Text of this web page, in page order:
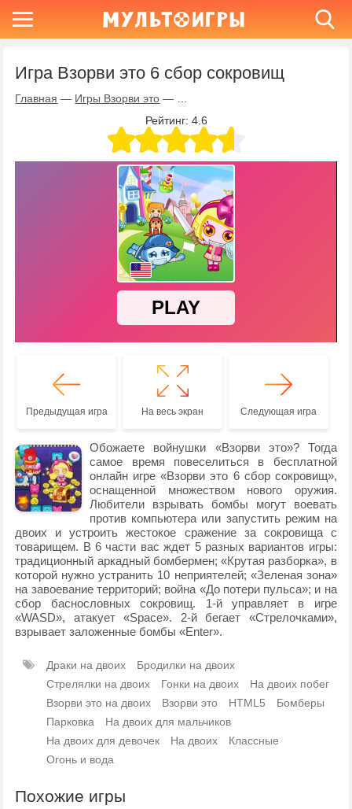
Игра Взорви это 6 сбор сокровищ
Главная — Игры Взорви это —
Рейтинг: 4.6
Предыдущая игра На весь экран Следующая игра
Обожаете войнушки «Взорви это»? Тогда
самое время повеселиться в бесплатной
онлайн игре «Взорви это 6 сбор сокровищ»,
оснащенной множеством нового оружия.
Любители взрывать бомбы могут воевать
против компьютера или запустить режим на
двоих и устроить жестокое сражение за сокровища с
товарищем. В 6 части вас ждет 5 разных вариантов игры:
традиционный аркадный бомбермен; «Крутая разборка», в
которой нужно устранить 10 неприятелей; «Зеленая зона»
на завоевание территорий; война «До потери пульса»; и на
сбор баснословных сокровищ. 1-й управляет в игре
«WASD», атакует «Space». 2-й бегает «Стрелочками»,
взрывает заложенные бомбы «Enter».
Драки на двоих
Бродилки на двоих
Стрелялки на двоих
Гонки на двоих
На двоих побег
Взорви это на двоих
Взорви это HTML5
Бомберы
Парковка
На двоих для мальчиков
На двоих для девочек
На двоих
Классные
Огонь и вода
Похожие игры